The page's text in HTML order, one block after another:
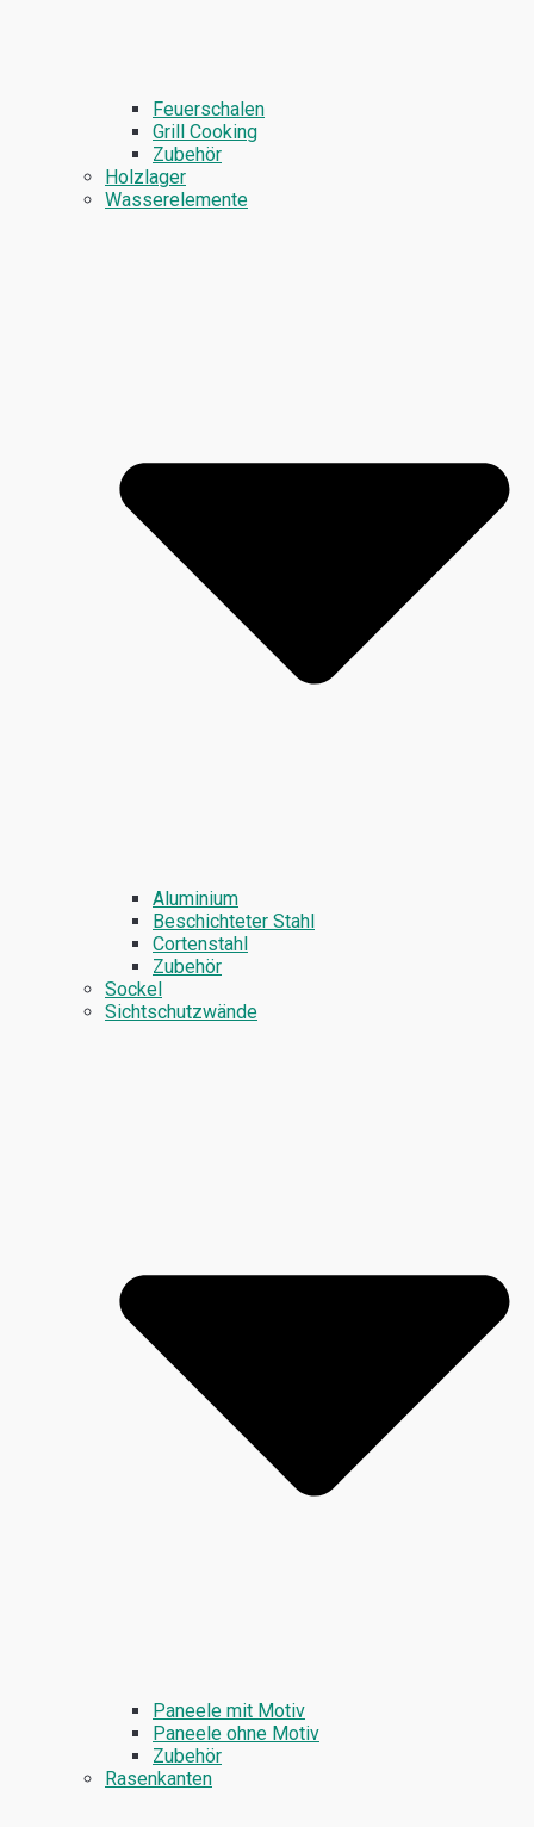
Feuerschalen
Grill Cooking
Zubehör
Holzlager
Wasserelemente
Aluminium
Beschichteter Stahl
Cortenstahl
Zubehör
Sockel
Sichtschutzwände
Paneele mit Motiv
Paneele ohne Motiv
Zubehör
Rasenkanten